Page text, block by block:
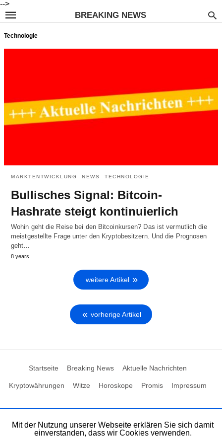
-->
BREAKING NEWS
Technologie
MARKTENTWICKLUNG NEWS TECHNOLOGIE
Bullisches Signal: Bitcoin-
Hashrate steigt kontinuierlich
Wohin geht die Reise bei den Bitcoinkursen? Das ist vermutlich die
meistgestellte Frage unter den Kryptobesitzern. Und die Prognosen
geht…
8 years
weitere Artikel
vorherige Artikel
Startseite Breaking News Aktuelle Nachrichten
Kryptowährungen Witze Horoskope Promis Impressum
Mit der Nutzung unserer Webseite erklären Sie sich damit
einverstanden, dass wir Cookies verwenden.